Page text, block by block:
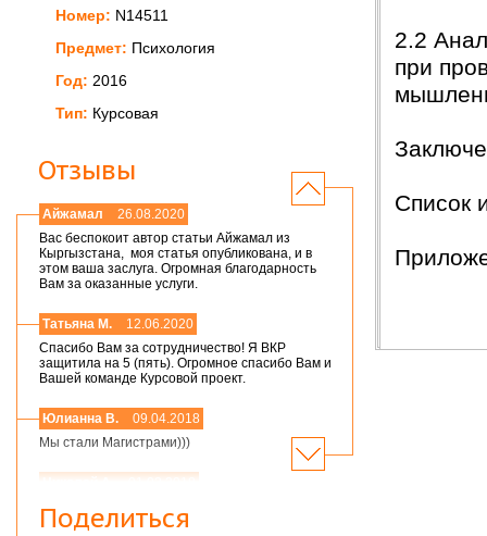
Номер: N14511
Предмет: Психология
Год: 2016
Тип: Курсовая
Отзывы
Айжамал
26.08.2020
Вас беспокоит автор статьи Айжамал из
Кыргызстана, моя статья опубликована, и в
этом ваша заслуга. Огромная благодарность
Вам за оказанные услуги.
Татьяна М.
12.06.2020
Спасибо Вам за сотрудничество! Я ВКР
защитила на 5 (пять). Огромное спасибо Вам и
Вашей команде Курсовой проект.
Юлианна В.
09.04.2018
Мы стали Магистрами)))
Мария,добрый день! Спасибо большое.
Защитился на 4!всего доброго
Поделиться
2.2
при
Список